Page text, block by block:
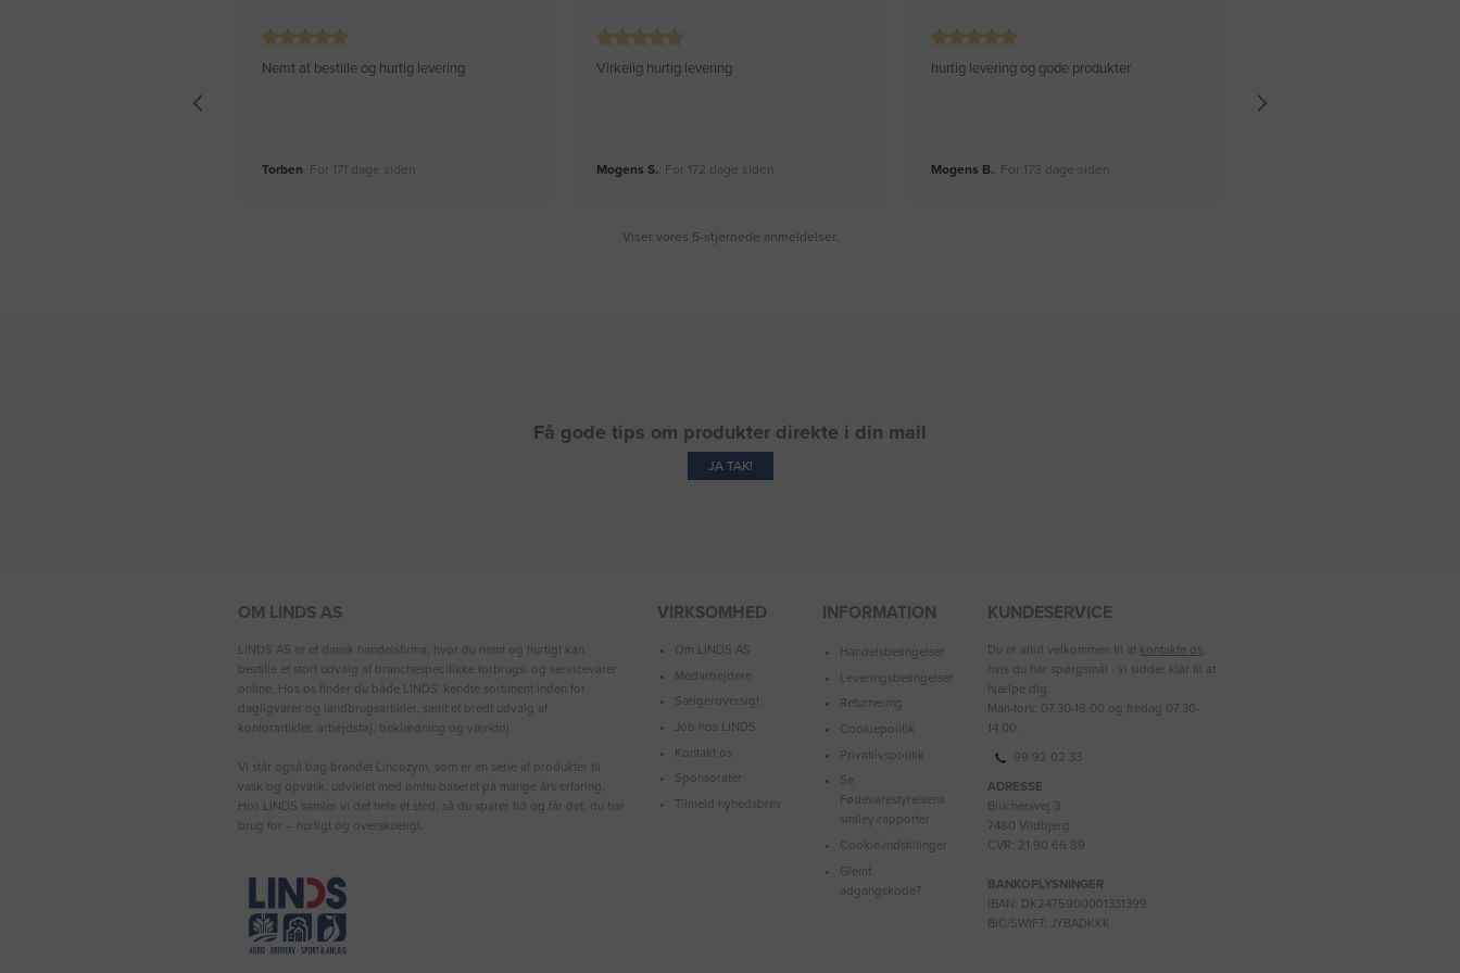
Nemt at bestille og hurtig levering
Torben, For 171 dage siden
Virkelig hurtig levering
Mogens S., For 172 dage siden
hurtig levering og gode produkter
Mogens B., For 173 dage siden
Viser vores 5-stjernede anmeldelser.
Få gode tips om produkter direkte i din mail
JA TAK!
OM LINDS AS
LINDS AS er et dansk handelsfirma, hvor du nemt og hurtigt kan
bestille et stort udvalg af branchespecifikke forbrugs- og servicevarer
online. Hos os finder du både LINDS′ kendte sortiment inden for
dagligvarer og landbrugsartikler, samt et bredt udvalg af
kontorartikler, arbejdstøj, beklædning og værktøj.
Vi står også bag brandet Lincozym, som er en serie af produkter til
vask og opvask, udviklet med omhu baseret på mange års erfaring.
Hos LINDS samler vi det hele ét sted, så du sparer tid og får det, du har
brug for – hurtigt og overskueligt.
VIRKSOMHED
Om LINDS AS
Medarbejdere
Sælgeroversigt
Job hos LINDS
Kontakt os
Sponsorater
Tilmeld nyhedsbrev
INFORMATION
Handelsbetingelser
Leveringsbetingelser
Returnering
Cookiepolitik
Privatlivspolitik
Se
Fødevarestyrelsens
smiley-rapporter
Cookie-indstillinger
Glemt
adgangskode?
KUNDESERVICE
Du er altid velkommen til at kontakte os,
hvis du har spørgsmål - vi sidder klar til at
hjælpe dig.
Man-tors: 07.30-16.00 og fredag 07.30-
14.00.
99 92 02 33
ADRESSE
Blüchersvej 3
7480 Vildbjerg
CVR: 21 90 66 89
BANKOPLYSNINGER
IBAN: DK2475900001331399
BIC/SWIFT: JYBADKKK